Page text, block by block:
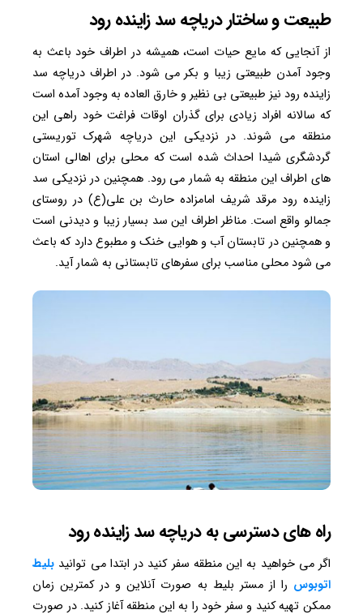
طبیعت و ساختار دریاچه سد زاینده رود
از آنجایی که مایع حیات است، همیشه در اطراف خود باعث به
وجود آمدن طبیعتی زیبا و بکر می شود. در اطراف دریاچه سد
زاینده رود نیز طبیعتی بی نظیر و خارق العاده به وجود آمده است
که سالانه افراد زیادی برای گذران اوقات فراغت خود راهی این
منطقه می شوند. در نزدیکی این دریاچه شهرک توریستی
گردشگری شیدا احداث شده است که محلی برای اهالی استان
های اطراف این منطقه به شمار می رود. همچنین در نزدیکی سد
زاینده رود مرقد شریف امامزاده حارث بن علی(ع) در روستای
جمالو واقع است. مناظر اطراف این سد بسیار زیبا و دیدنی است
و همچنین در تابستان آب و هوایی خنک و مطبوع دارد که باعث
می شود محلی مناسب برای سفرهای تابستانی به شمار آید.
راه های دسترسی به دریاچه سد زاینده رود
اگر می خواهید به این منطقه سفر کنید در ابتدا می توانید بلیط
اتوبوس را از مستر بلیط به صورت آنلاین و در کمترین زمان
ممکن تهیه کنید و سفر خود را به این منطقه آغاز کنید. در صورت